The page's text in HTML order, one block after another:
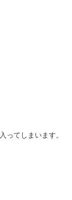
ってしまいます。